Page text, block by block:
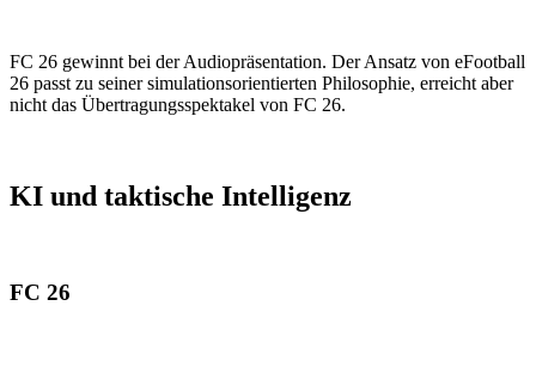
FC 26 gewinnt bei der Audiopräsentation. Der Ansatz von eFootball
26 passt zu seiner simulationsorientierten Philosophie, erreicht aber
nicht das Übertragungsspektakel von FC 26.
KI und taktische Intelligenz
FC 26